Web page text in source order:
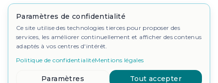
Paramètres de confidentialité
Ce site utilise des technologies tierces pour proposer des
services, les améliorer continuellement et afficher des contenus
adaptés à vos centres d'intérêt.
Politique de confidentialitéMentions légales
Paramètres Tout accepter